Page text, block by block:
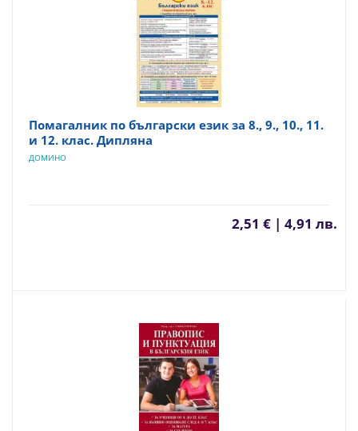
Помагалник по български език за 8., 9., 10., 11.
и 12. клас. Дипляна
ДОМИНО
2,51 € | 4,91 лв.